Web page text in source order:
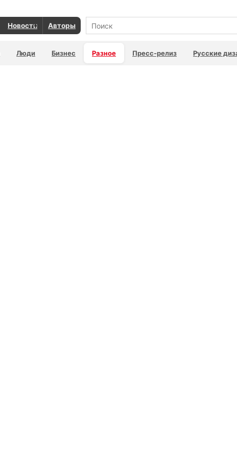
Новости Авторы
Люди Бизнес Разное Пресс-релиз Русские